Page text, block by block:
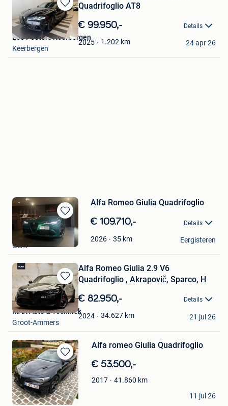
Bewaren
in
Mijn
Favorieten
Quadrifoglio AT8
€ 99.950,- Details
2025 1.202 km
Leo Peeters Keerbergen
Keerbergen
24 apr 26
Bewaren
in
Mijn
Favorieten
Alfa Romeo Giulia Quadrifoglio
€ 109.710,- Details
2026 35 km
Garage Gent Motors
Gent
Eergisteren
Bewaren
in
Mijn
Favorieten
Alfa Romeo Giulia 2.9 V6
Quadrifoglio , Akrapovič, Sparco, H
€ 82.950,- Details
2024 34.627 km
MAK Auto & Techniek
Groot-Ammers
21 jul 26
Bewaren
in
Mijn
Favorieten
Alfa romeo Giulia Quadrifoglio
€ 53.500,-
2017 41.860 km
Mvdb
Geel
11 jul 26